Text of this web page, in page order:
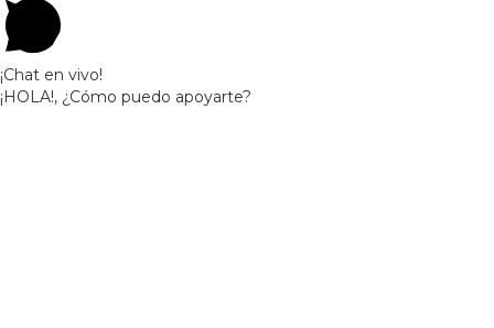
¡Chat en vivo!
¡HOLA!, ¿Cómo puedo apoyarte?